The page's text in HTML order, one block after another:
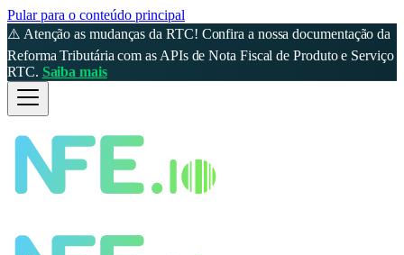
Pular para o conteúdo principal
⚠️ Atenção as mudanças da RTC! Confira a nossa documentação da
Reforma Tributária com as APIs de Nota Fiscal de Produto e Serviço
RTC. Saiba mais